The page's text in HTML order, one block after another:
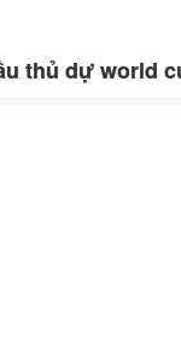
thủ dự world